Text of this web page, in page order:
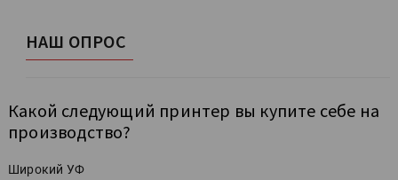
НАШ ОПРОС
Какой следующий принтер вы купите себе на
производство?
Широкий УФ